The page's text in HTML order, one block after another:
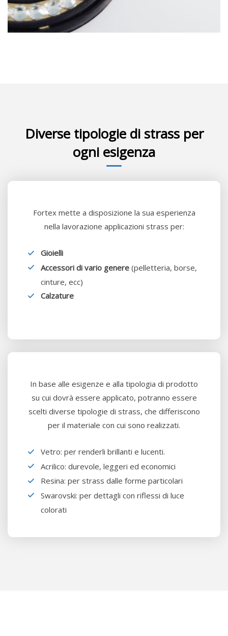
Diverse tipologie di strass per
ogni esigenza
Fortex mette a disposizione la sua esperienza
nella lavorazione applicazioni strass per:
Gioielli
Accessori di vario genere (pelletteria, borse,
cinture, ecc)
Calzature
In base alle esigenze e alla tipologia di prodotto
su cui dovrà essere applicato, potranno essere
scelti diverse tipologie di strass, che differiscono
per il materiale con cui sono realizzati.
Vetro: per renderli brillanti e lucenti.
Acrilico: durevole, leggeri ed economici
Resina: per strass dalle forme particolari
Swarovski: per dettagli con riflessi di luce
colorati